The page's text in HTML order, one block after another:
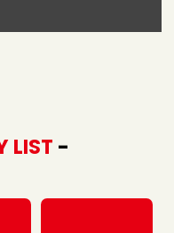
LIST -